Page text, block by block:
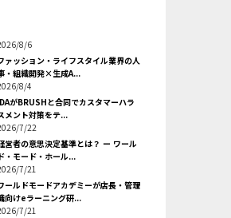
8/6
ァッション・ライフスタイル業界の人
・組織開発×生成A...
8/4
がBRUSHと合同でカスタマーハラ
メント対策をテ...
7/22
営者の意思決定基準とは？ ー ワール
・モード・ホール...
7/21
ールドモードアカデミーが店長・管理
向けeラーニング研...
7/21